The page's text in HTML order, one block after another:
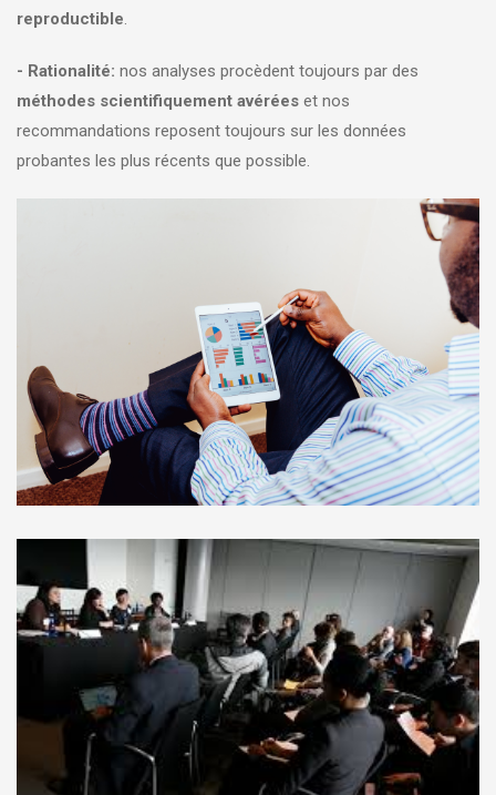
reproductible.
- Rationalité: nos analyses procèdent toujours par des
méthodes scientifiquement avérées et nos
recommandations reposent toujours sur les données
probantes les plus récents que possible.